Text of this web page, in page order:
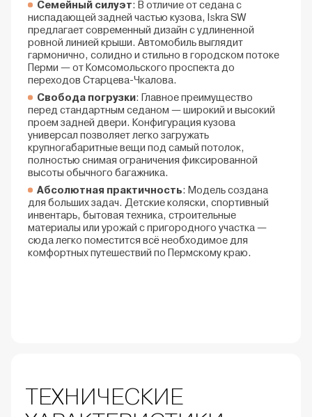
Семейный силуэт: В отличие от седана с
ниспадающей задней частью кузова, Iskra SW
предлагает современный дизайн с удлиненной
ровной линией крыши. Автомобиль выглядит
гармонично, солидно и стильно в городском потоке
Перми — от Комсомольского проспекта до
переходов Старцева-Чкалова.
Свобода погрузки: Главное преимущество
перед стандартным седаном — широкий и высокий
проем задней двери. Конфигурация кузова
универсал позволяет легко загружать
крупногабаритные вещи под самый потолок,
полностью снимая ограничения фиксированной
высоты обычного багажника.
Абсолютная практичность: Модель создана
для больших задач. Детские коляски, спортивный
инвентарь, бытовая техника, строительные
материалы или урожай с пригородного участка —
сюда легко поместится всё необходимое для
комфортных путешествий по Пермскому краю.
ТЕХНИЧЕСКИЕ